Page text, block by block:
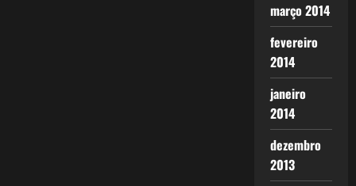
março 2014
fevereiro
2014
janeiro
2014
dezembro
2013